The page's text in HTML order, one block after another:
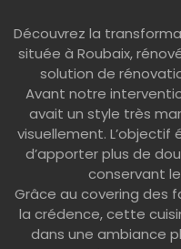
Découvrez la
située à Roubaix,
solution de
Avant notre
avait un style très
visuellement. L’objectif
d’apporter plus de
conservant
Grâce au covering des
la crédence, cette
dans une ambiance